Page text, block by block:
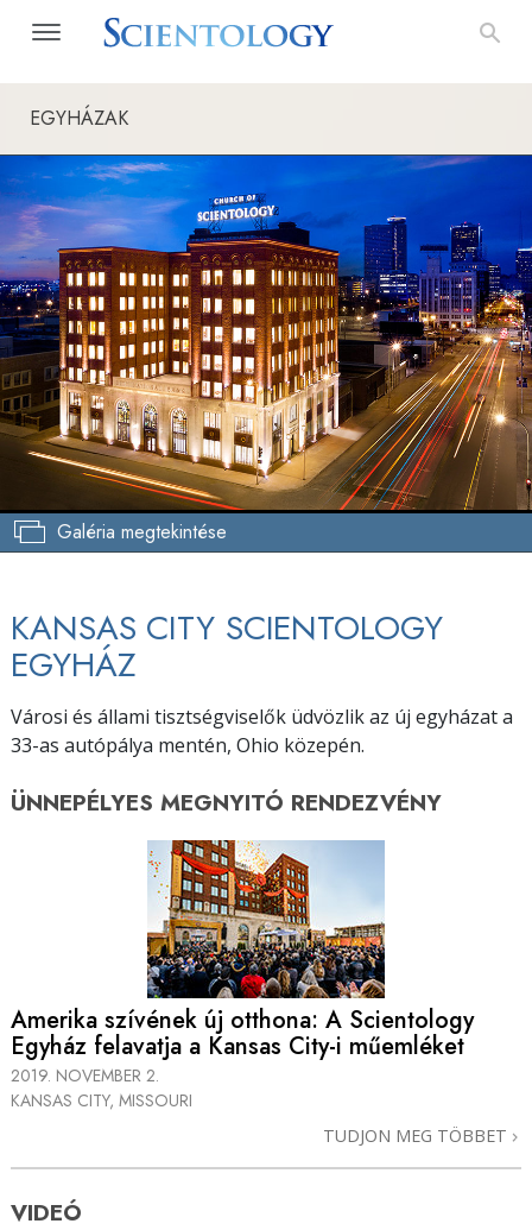
EGYHÁZAK
Galéria megtekintése
KANSAS CITY SCIENTOLOGY
EGYHÁZ
Városi és állami tisztségviselők üdvözlik az új egyházat a
33-as autópálya mentén, Ohio közepén.
ÜNNEPÉLYES MEGNYITÓ RENDEZVÉNY
Amerika szívének új otthona: A Scientology
Egyház felavatja a Kansas City-i műemléket
2019. NOVEMBER 2.
KANSAS CITY, MISSOURI
TUDJON MEG TÖBBET
VIDEÓ